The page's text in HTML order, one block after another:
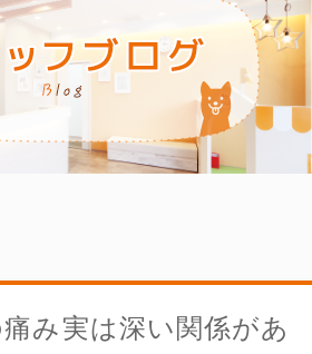
み実は深い関係があ